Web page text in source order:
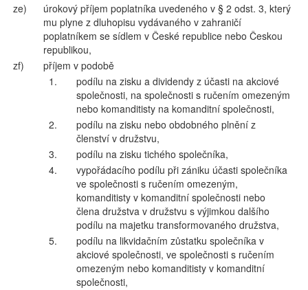
ze)
úrokový příjem poplatníka uvedeného v § 2 odst. 3, který
mu plyne z dluhopisu vydávaného v zahraničí
poplatníkem se sídlem v České republice nebo Českou
republikou,
zf)
příjem v podobě
1.
podílu na zisku a dividendy z účasti na akciové
společnosti, na společnosti s ručením omezeným
nebo komanditisty na komanditní společnosti,
2.
podílu na zisku nebo obdobného plnění z
členství v družstvu,
3.
podílu na zisku tichého společníka,
4.
vypořádacího podílu při zániku účasti společníka
ve společnosti s ručením omezeným,
komanditisty v komanditní společnosti nebo
člena družstva v družstvu s výjimkou dalšího
podílu na majetku transformovaného družstva,
5.
podílu na likvidačním zůstatku společníka v
akciové společnosti, ve společnosti s ručením
omezeným nebo komanditisty v komanditní
společnosti,